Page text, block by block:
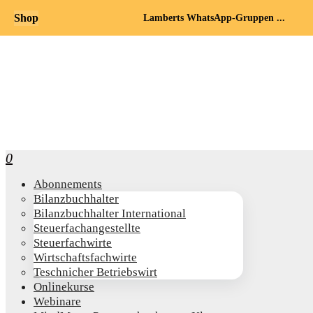
0
Abon­ne­ments
Bilanz­buch­hal­ter
Bilanz­buch­hal­ter International
Steu­er­fach­an­ge­stell­te
Steu­er­fach­wir­te
Wirt­schafts­fach­wir­te
Teschni­cher Betriebswirt
Online­kur­se
Web­i­na­re
Shop Lamberts WhatsApp-Gruppen ...